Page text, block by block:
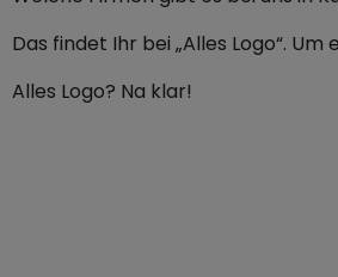
Das findet Ihr bei „Alles Logo“.
Alles Logo? Na klar!